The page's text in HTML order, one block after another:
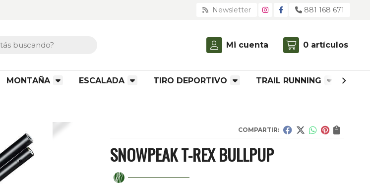
Newsletter 881 168 671
Mi cuenta 0 artículos
MONTAÑA ESCALADA TIRO DEPORTIVO TRAIL RUNNING
COMPARTIR:
SNOWPEAK T-REX BULLPUP